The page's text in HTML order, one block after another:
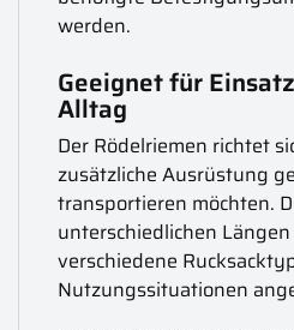
werden.
Geeignet für
Alltag
Der Rödelriemen richtet
zusätzliche Ausrüstung
transportieren möchten.
unterschiedlichen
verschiedene
Nutzungssituationen